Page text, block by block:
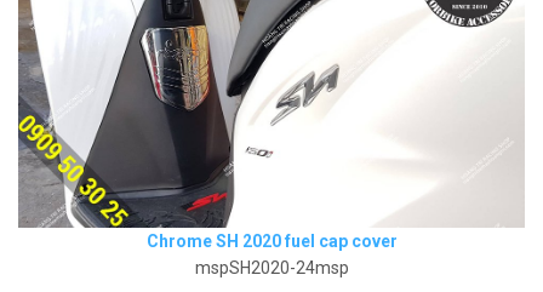
Chrome SH 2020 fuel cap cover
mspSH2020-24msp